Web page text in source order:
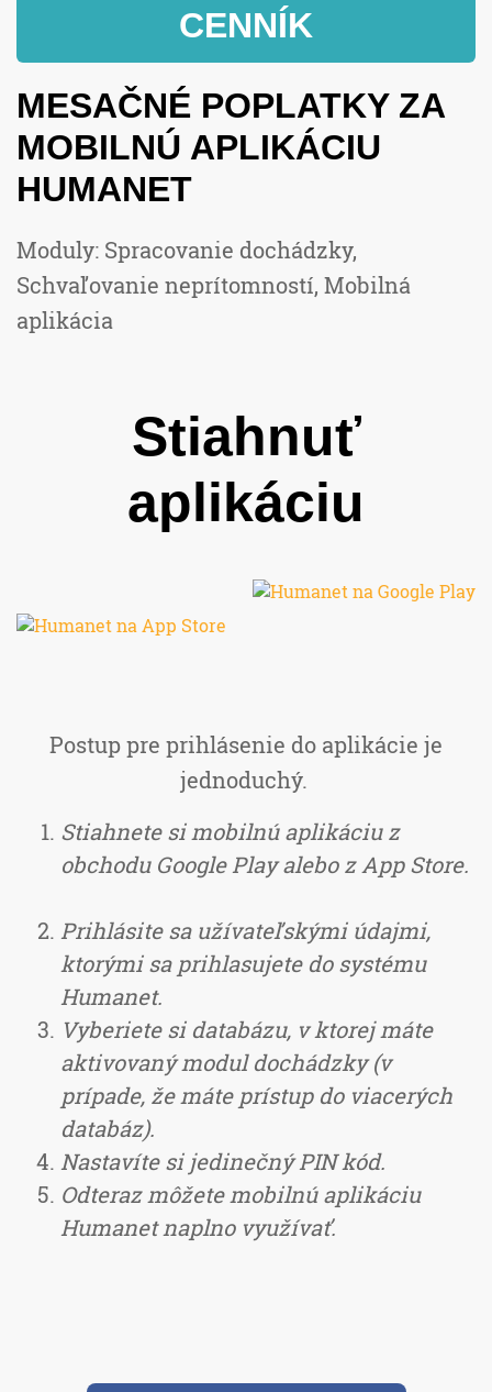
CENNÍK
MESAČNÉ POPLATKY ZA
MOBILNÚ APLIKÁCIU
HUMANET
Moduly: Spracovanie dochádzky,
Schvaľovanie neprítomností, Mobilná
aplikácia
Stiahnuť
aplikáciu
Postup pre prihlásenie do aplikácie je
jednoduchý.
Stiahnete si mobilnú aplikáciu z
obchodu Google Play alebo z App Store.
Prihlásite sa užívateľskými údajmi,
ktorými sa prihlasujete do systému
Humanet.
Vyberiete si databázu, v ktorej máte
aktivovaný modul dochádzky (v
prípade, že máte prístup do viacerých
databáz).
Nastavíte si jedinečný PIN kód.
Odteraz môžete mobilnú aplikáciu
Humanet naplno využívať.